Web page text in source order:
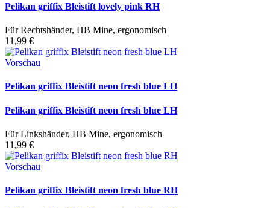
Pelikan griffix Bleistift lovely pink RH
Für Rechtshänder, HB Mine, ergonomisch
11,99 €
Vorschau
Pelikan griffix Bleistift neon fresh blue LH
Pelikan griffix Bleistift neon fresh blue LH
Für Linkshänder, HB Mine, ergonomisch
11,99 €
Vorschau
Pelikan griffix Bleistift neon fresh blue RH